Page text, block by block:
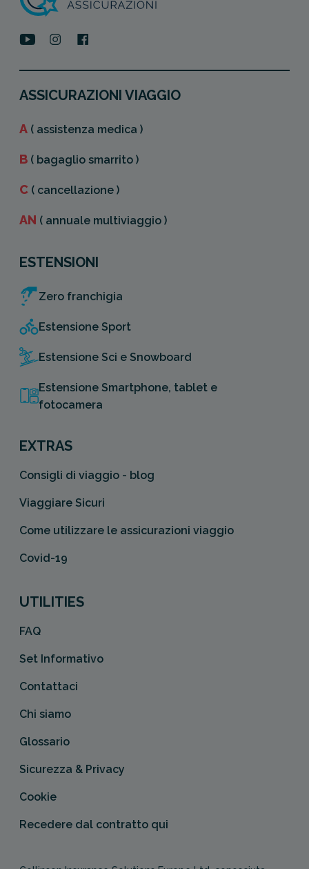
ASSICURAZIONI VIAGGIO
A ( assistenza medica )
B ( bagaglio smarrito )
C ( cancellazione )
AN ( annuale multiviaggio )
ESTENSIONI
Zero franchigia
Estensione Sport
Estensione Sci e Snowboard
Estensione Smartphone, tablet e
fotocamera
EXTRAS
Consigli di viaggio - blog
Viaggiare Sicuri
Come utilizzare le assicurazioni viaggio
Covid-19
UTILITIES
FAQ
Set Informativo
Contattaci
Chi siamo
Glossario
Sicurezza & Privacy
Cookie
Recedere dal contratto qui